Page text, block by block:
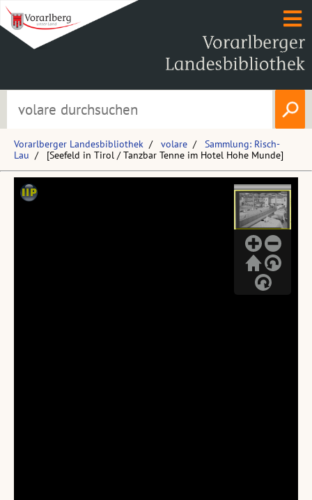
Vorarlberger Landesbibliothek volare
Sammlung: Risch-
Lau
[Seefeld in Tirol / Tanzbar Tenne im Hotel Hohe Munde]